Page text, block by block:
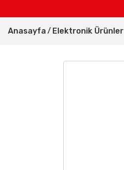
Anasayfa Elektronik Ürünler